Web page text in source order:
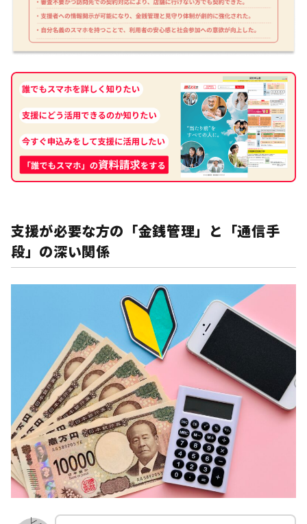
支援が必要な方の「金銭管理」と「通信手
段」の深い関係